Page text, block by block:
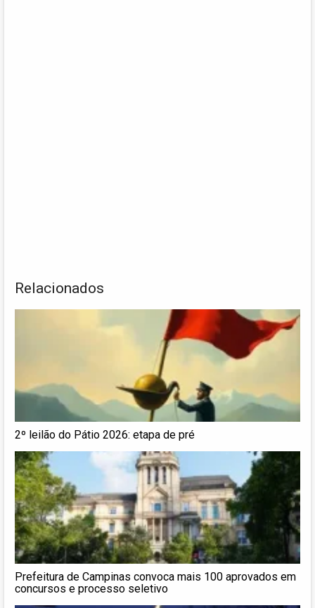
Relacionados
2º leilão do Pátio 2026: etapa de pré
Prefeitura de Campinas convoca mais 100 aprovados em
concursos e processo seletivo